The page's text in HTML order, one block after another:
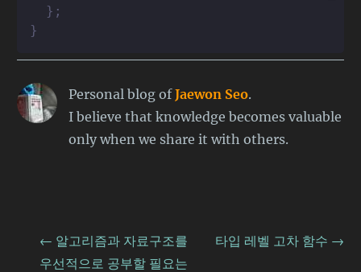
} ;
}
Personal blog ofJaewon Seo.
I believe that knowledge becomes valuable
only when we share it with others.
← 알고리즘과 자료구조를
우선적으로 공부할 필요는
타입 레벨 고차 함수 →